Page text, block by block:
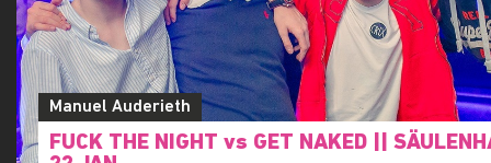
Manuel Auderieth
FUCK THE NIGHT vs GET NAKED ||